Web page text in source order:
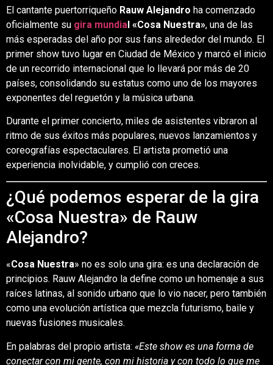
El cantante puertorriqueño Rauw Alejandro ha comenzado
oficialmente su gira mundial «Cosa Nuestra», una de las
más esperadas del año por sus fans alrededor del mundo. El
primer show tuvo lugar en Ciudad de México y marcó el inicio
de un recorrido internacional que lo llevará por más de 20
países, consolidando su estatus como uno de los mayores
exponentes del reguetón y la música urbana.
Durante el primer concierto, miles de asistentes vibraron al
ritmo de sus éxitos más populares, nuevos lanzamientos y
coreografías espectaculares. El artista prometió una
experiencia inolvidable, y cumplió con creces.
¿Qué podemos esperar de la gira
«Cosa Nuestra» de Rauw
Alejandro?
«Cosa Nuestra» no es solo una gira: es una declaración de
principios. Rauw Alejandro la define como un homenaje a sus
raíces latinas, al sonido urbano que lo vio nacer, pero también
como una evolución artística que mezcla futurismo, baile y
nuevas fusiones musicales.
En palabras del propio artista: «Este show es una forma de
conectar con mi gente, con mi historia y con todo lo que me